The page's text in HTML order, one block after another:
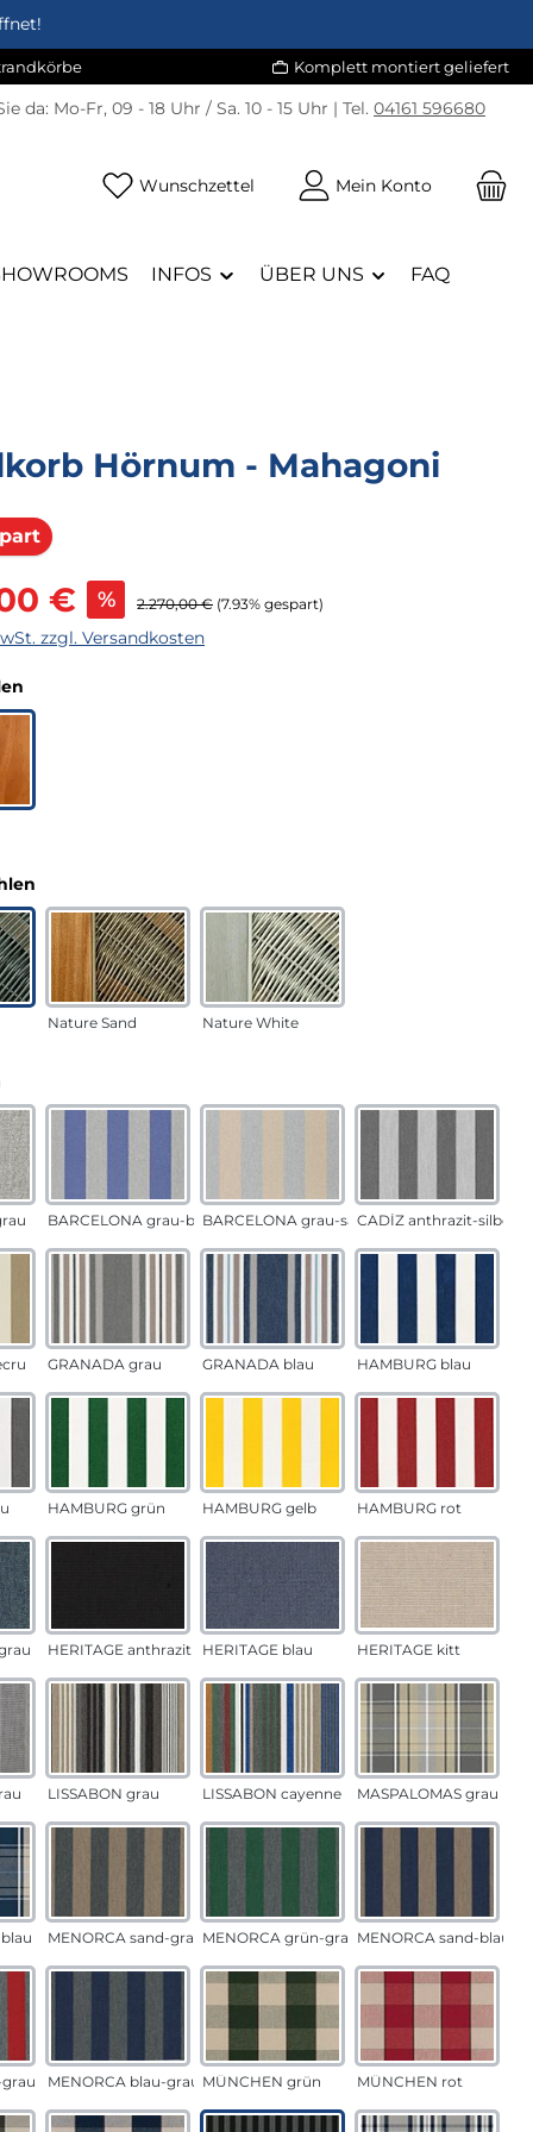
Komplett montiert geliefert
da: Mo-Fr, 09 - 18 Uhr / Sa. 10 - 15 Uhr | Tel. 04161 596680
Wunschzettel Du hast 0 Produkte auf dem
Mein Konto
INFOS ÜBER UNS FAQ
Hörnum - Mahagoni
Rabatt
€ % Regulärer Preis:
2.270,00 € (7.93% gespart)
zzgl. Versandkosten
Nature Sand Nature White
BARCELONA grau-blauBARCELONA grau-sandCADÍZ anthrazit-silber
GRANADA grau GRANADA blau HAMBURG blau
HAMBURG grün HAMBURG gelb HAMBURG rot
HERITAGE anthrazit HERITAGE blau HERITAGE kitt
LISSABON grau LISSABON cayenne MASPALOMAS grau
MENORCA sand-grau MENORCA grün-grau MENORCA sand-blau
MENORCA blau-grau MÜNCHEN grün MÜNCHEN rot